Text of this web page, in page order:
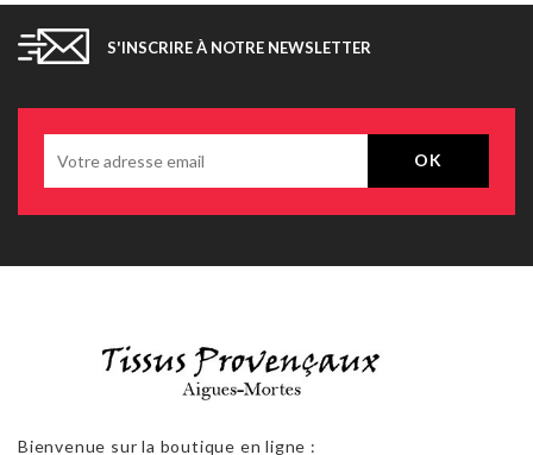
S'INSCRIRE À NOTRE NEWSLETTER
Bienvenue sur la boutique en ligne :